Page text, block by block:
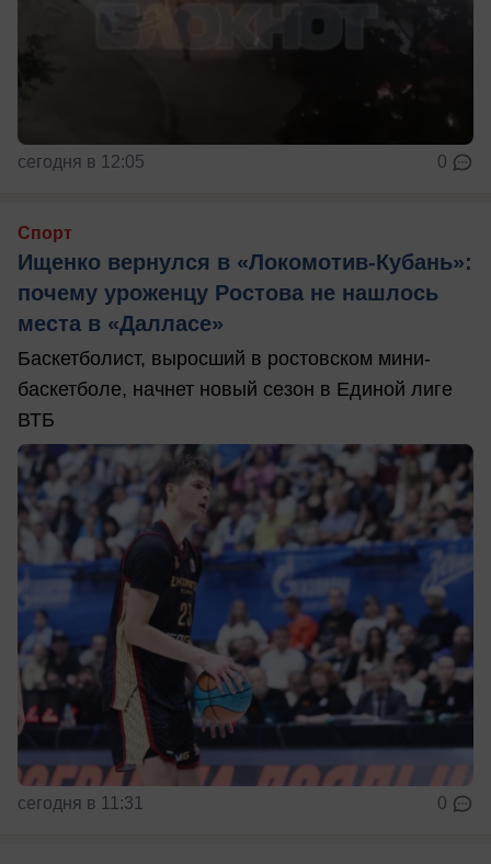
сегодня в 12:05 0
Спорт
Ищенко вернулся в «Локомотив-Кубань»:
почему уроженцу Ростова не нашлось
места в «Далласе»
Баскетболист, выросший в ростовском мини-
баскетболе, начнет новый сезон в Единой лиге
ВТБ
сегодня в 11:31 0